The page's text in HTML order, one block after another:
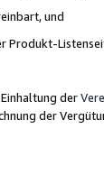
und
Produkt-
der
der